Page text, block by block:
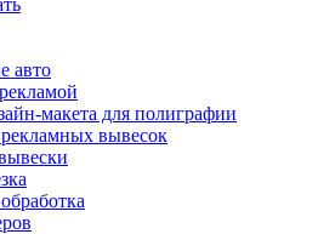
авто
макета для полиграфии
вывесок